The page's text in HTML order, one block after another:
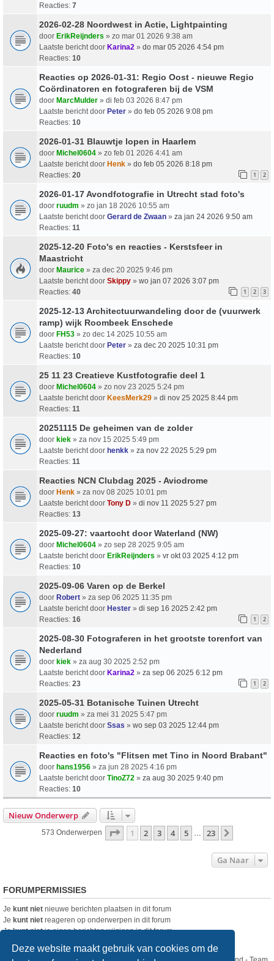
Deze website maakt gebruik van cookies om de
Reacties: 7
2026-02-28 Noordwest in Actie, Lightpainting
door ErikReijnders » zo mar 01 2026 9:38 am
Laatste bericht door Karina2 » do mar 05 2026 4:54 pm
Reacties: 10
Reacties op 2026-01-31: Regio Oost - nieuwe Regio
Coördinatoren en fotograferen bij de VSM
door MarcMulder » di feb 03 2026 8:47 pm
Laatste bericht door Peter » do feb 05 2026 9:08 pm
Reacties: 10
2026-01-31 Blauwtje lopen in Haarlem
door Michel0604 » zo feb 01 2026 4:41 am
Laatste bericht door Henk » do feb 05 2026 8:18 pm
Reacties: 20 1 2
2026-01-17 Avondfotografie in Utrecht stad foto's
door ruudm » zo jan 18 2026 10:55 am
Laatste bericht door Gerard de Zwaan » za jan 24 2026 9:50 am
Reacties: 11
2025-12-20 Foto's en reacties - Kerstsfeer in
Maastricht
door Maurice » za dec 20 2025 9:46 pm
Laatste bericht door Skippy » wo jan 07 2026 3:07 pm
Reacties: 40 1 2 3
2025-12-13 Architectuurwandeling door de (vuurwerk
ramp) wijk Roombeek Enschede
door FH53 » zo dec 14 2025 10:55 am
Laatste bericht door Peter » za dec 20 2025 10:31 pm
Reacties: 10
25 11 23 Creatieve Kustfotografie deel 1
door Michel0604 » zo nov 23 2025 5:24 pm
Laatste bericht door KeesMerk29 » di nov 25 2025 8:44 pm
Reacties: 11
20251115 De geheimen van de zolder
door kiek » za nov 15 2025 5:49 pm
Laatste bericht door henkk » za nov 22 2025 5:29 pm
Reacties: 11
Reacties NCN Clubdag 2025 - Aviodrome
door Henk » za nov 08 2025 10:01 pm
Laatste bericht door Tony D » di nov 11 2025 5:27 pm
Reacties: 13
2025-09-27: vaartocht door Waterland (NW)
door Michel0604 » zo sep 28 2025 9:05 am
Laatste bericht door ErikReijnders » vr okt 03 2025 4:12 pm
Reacties: 10
2025-09-06 Varen op de Berkel
door Robert » za sep 06 2025 11:35 pm
Laatste bericht door Hester » di sep 16 2025 2:42 pm
Reacties: 16 1 2
2025-08-30 Fotograferen in het grootste torenfort van
Nederland
door kiek » za aug 30 2025 2:52 pm
Laatste bericht door Karina2 » za sep 06 2025 6:12 pm
Reacties: 23 1 2
2025-05-31 Botanische Tuinen Utrecht
door ruudm » za mei 31 2025 5:47 pm
Laatste bericht door Ssas » wo sep 03 2025 12:44 pm
Reacties: 12
Reacties en foto's "Flitsen met Tino in Noord Brabant"
door hans1956 » za jun 28 2025 4:16 pm
Laatste bericht door TinoZ72 » za aug 30 2025 9:40 pm
Reacties: 10
Nieuw Onderwerp
573 Onderwerpen Pagina Van23
1 2 3 4 5 23
Ga Naar
FORUMPERMISSIES
Je kunt niet nieuwe berichten plaatsen in dit forum
Je kunt niet reageren op onderwerpen in dit forum
Jekunt nietje eigen berichten wijzigen in dit forum